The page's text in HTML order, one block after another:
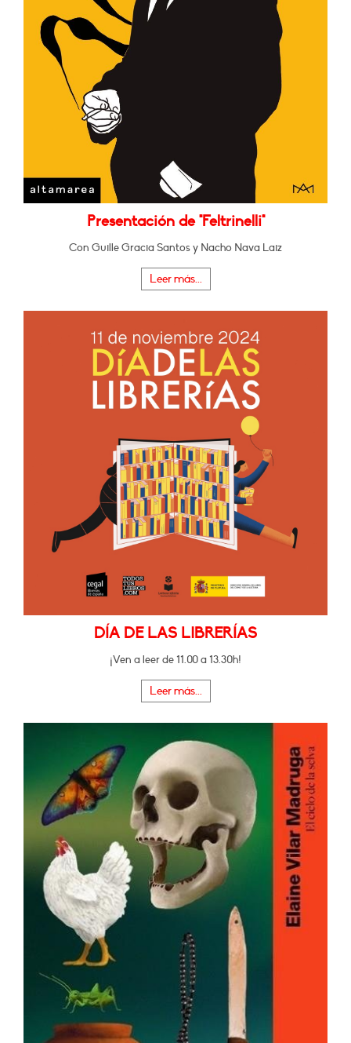
Presentación de "Feltrinelli"
Con Guille Gracia Santos y Nacho Nava Laiz
Leer más...
DÍA DE LAS LIBRERÍAS
¡Ven a leer de 11.00 a 13.30h!
Leer más...